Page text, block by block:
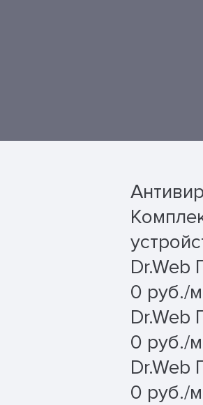
Dr.Web
0 руб./
Dr.Web
0 руб./
Dr.Web
0 руб./